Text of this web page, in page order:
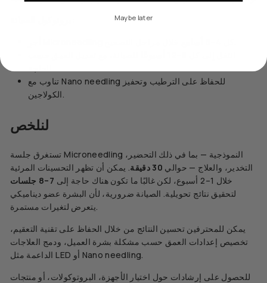
تناوب مع Nano needling للحفاظ على الترطيب وتحفيز
تستغرق جلسة Microneedling النموذجية — بما في ذلك التحضير،
التخدير، والعلاج — حوالي 30 دقيقة
. يمكن أن تظهر التحسينات المرئية
خلال 1–2 أسبوع، لكن غالبًا ما تكون هناك حاجة إلى
7–8 جلسات
لتحقيق نتائج تحويلية. الصيانة ضرورية، لأن البشرة عضو ديناميكي
يمكن للمحترفين تحسين النتائج من خلال الحفاظ على تقنية التعقيم،
تخصيص إعدادات العمق حسب مشكلة بشرة العميل، ودمج العلاجات
الداعمة مثل LED أو Nano needling.
للحصول على إرشادات حول اختيار الأجهزة، البروتوكولات، أو منتجات
Maybe later